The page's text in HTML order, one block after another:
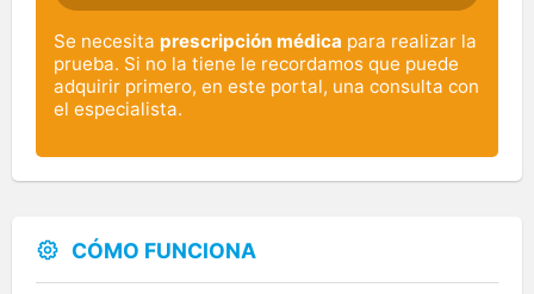
Se necesita prescripción médica para realizar la
prueba. Si no la tiene le recordamos que puede
adquirir primero, en este portal, una consulta con
el especialista.
CÓMO FUNCIONA